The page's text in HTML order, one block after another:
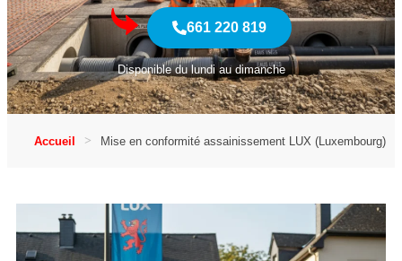
661 220 819
Disponible du lundi au dimanche
Accueil Mise en conformité assainissement LUX (Luxembourg)